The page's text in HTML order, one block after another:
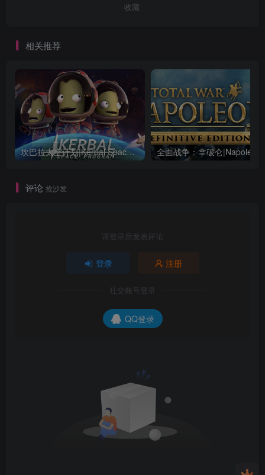
收藏
相关推荐
坎巴拉太空计划|Kerbal Space Program|1.12.5.3190|整合全DLC
评论 抢沙发
请登录后发表评论
登录 注册
社交账号登录
QQ登录